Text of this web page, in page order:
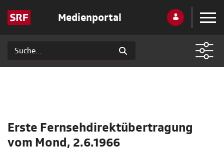
Medienportal
Erste Fernsehdirektübertragung
vom Mond, 2.6.1966